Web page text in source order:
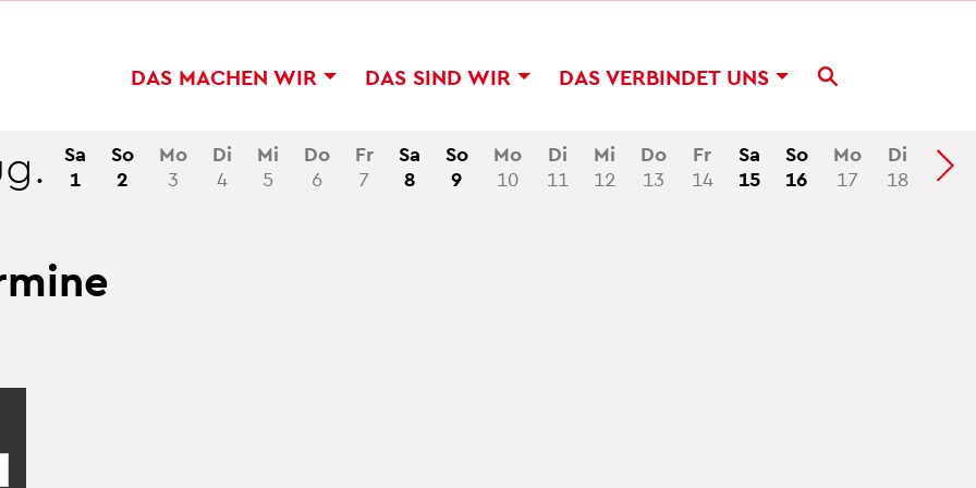
DAS MA­CHEN WIR DAS SIND WIR DAS VER­BIN­DET UNS
Sa
1
So
2
Mo
3
Di
4
Mi
5
Do
6
Fr
7
Sa
8
So
9
Mo
10
Di
11
Mi
12
Do
13
Fr
14
Sa
15
So
16
Mo
17
Di
18
Mi
19